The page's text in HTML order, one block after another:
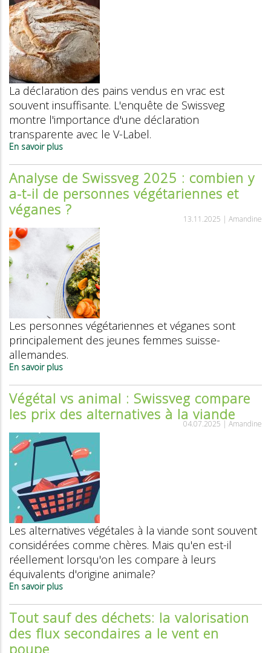
se
positionnent
les
alternatives
aux
produits
laitiers
face
à
la
concurrence
?
La déclaration des pains vendus en vrac est
souvent insuffisante. L'enquête de Swissveg
montre l'importance d'une déclaration
transparente avec le V-Label.
En savoir plus
grande
enquête
de
Swissveg
en
pain
Analyse de Swissveg 2025 : combien y
a-t-il de personnes végétariennes et
véganes ?
13.11.2025 | Amandine
Les personnes végétariennes et véganes sont
principalement des jeunes femmes suisse-
allemandes.
En savoir plus
de
Swissveg
2025
:
combien
y
a-
t-
il
de
personnes
végétariennes
et
véganes
?
Végétal vs animal : Swissveg compare
les prix des alternatives à la viande
04.07.2025 | Amandine
Les alternatives végétales à la viande sont souvent
considérées comme chères. Mais qu'en est-il
réellement lorsqu'on les compare à leurs
équivalents d'origine animale?
En savoir plus
vs
animal
Swissveg
Tout sauf des déchets: la valorisation
des flux secondaires a le vent en
poupe